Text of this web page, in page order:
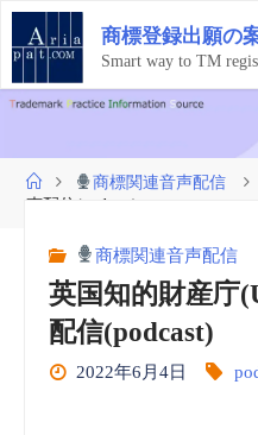
コ
テ
ン
ツ
ス
商標登録出願の
Smart way to TM
ホ
ー
商標関連音声配信
声配信(podcast)
商標関連音声配信
英国知的財産庁
配信(podcast)
2022年6月4日